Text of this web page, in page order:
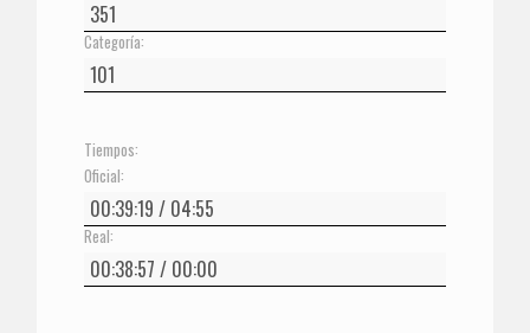
Categoría:
Tiempos:
Oficial:
Real: